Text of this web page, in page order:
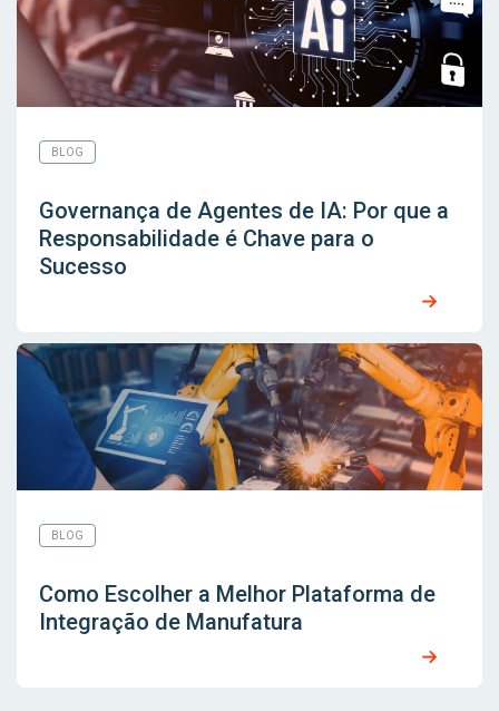
BLOG
Governança de Agentes de IA: Por que a
Responsabilidade é Chave para o
Sucesso
BLOG
Como Escolher a Melhor Plataforma de
Integração de Manufatura